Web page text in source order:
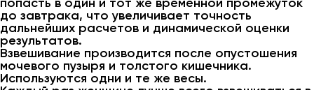
до завтрака, что увеличивает точность
дальнейших расчетов и динамической оценки
результатов.
Взвешивание производится после опустошения
мочевого пузыря и толстого кишечника.
Используются одни и те же весы.